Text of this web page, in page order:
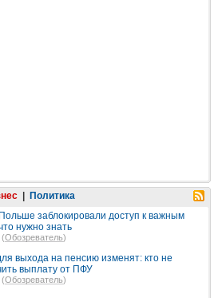
| Политика
заблокировали доступ к важным
нужно знать
Обозреватель)
выхода на пенсию изменят: кто не
выплату от ПФУ
Обозреватель)